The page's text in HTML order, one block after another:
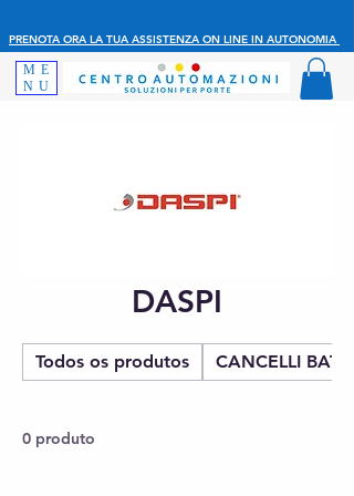
PRENOTA ORA LA TUA ASSISTENZA ON LINE IN AUTONOMIA
ME
NU
DASPI
Todos os produtos CANCELLI
0 produto